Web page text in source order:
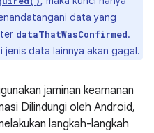
data yang
dataThatWasConfirmed.
data lainnya akan gagal.
jaminan keamanan
Dilindungi oleh Android,
langkah-langkah